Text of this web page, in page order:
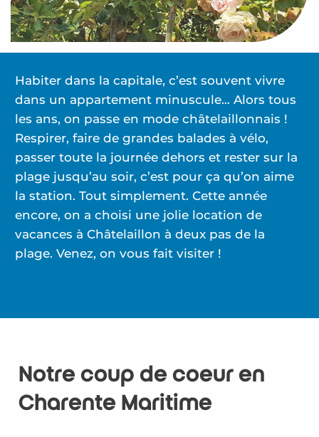
Habiter dans la capitale, c’est souvent vivre
dans un appartement minuscule… Alors tous
les ans, on passe en mode châtelaillonnais !
Respirer, faire de grandes balades à vélo,
passer toute la journée dehors et rester sur la
plage jusqu’au soir, c’est pour ça qu’on aime
la station. Tout simplement. Cette année
encore, on a choisi une jolie location de
vacances à Châtelaillon à deux pas de la
plage. Venez, on vous fait visiter !
Notre coup de coeur en
Charente Maritime